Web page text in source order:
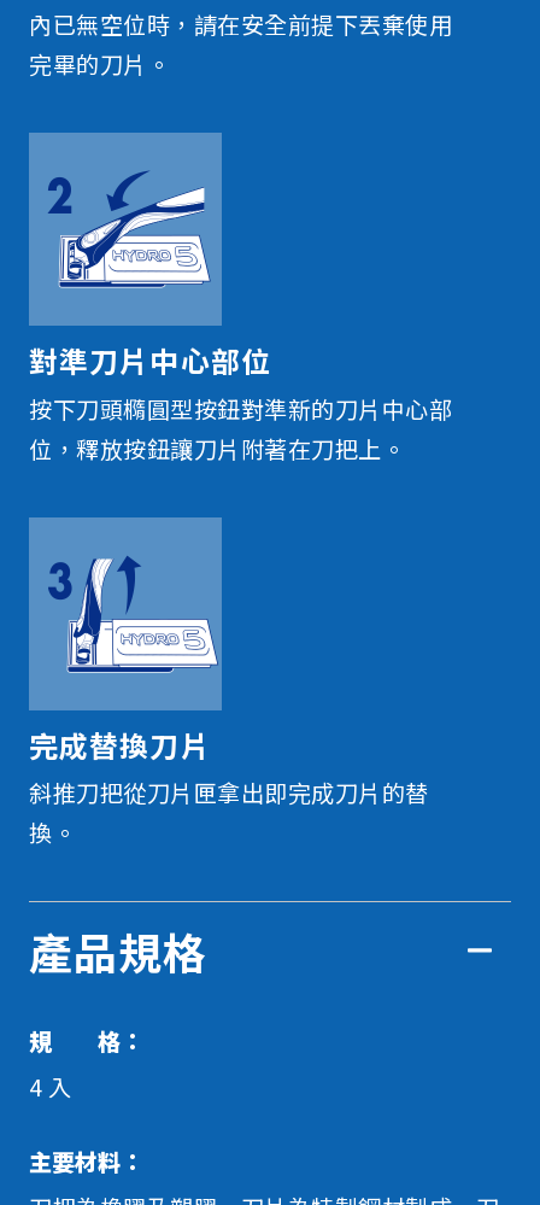
內已無空位時，請在安全前提下丟棄使用
完畢的刀片。
對準刀片中心部位
按下刀頭橢圓型按鈕對準新的刀片中心部
位，釋放按鈕讓刀片附著在刀把上。
完成替換刀片
斜推刀把從刀片匣拿出即完成刀片的替
換。
產品規格
規 格：
4 入
主要材料：